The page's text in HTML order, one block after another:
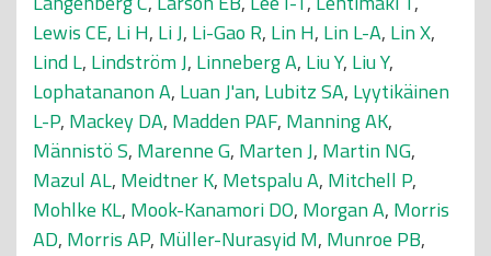
Lewis CE, Li H, Li J, Li-Gao R, Lin H, Lin L-A, Lin X,
Lind L, Lindström J, Linneberg A, Liu Y, Liu Y,
Lophatananon A, Luan J'an, Lubitz SA, Lyytikäinen
L-P, Mackey DA, Madden PAF, Manning AK,
Männistö S, Marenne G, Marten J, Martin NG,
Mazul AL, Meidtner K, Metspalu A, Mitchell P,
Mohlke KL, Mook-Kanamori DO, Morgan A, Morris
AD, Morris AP, Müller-Nurasyid M, Munroe PB,